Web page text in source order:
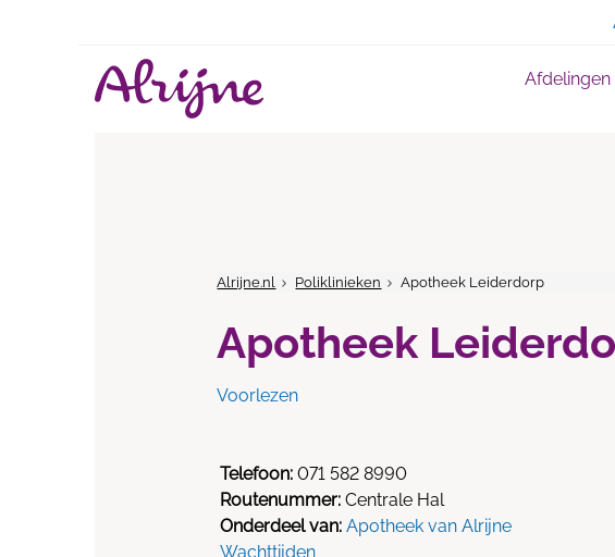
Afdelingen
Alrijne.nl Poliklinieken Apotheek Leiderdorp
Apotheek
Voorlezen
Telefoon: 071 582 8990
Routenummer: Centrale Hal
Onderdeel van: Apotheek van Alrijne
Wachttijden